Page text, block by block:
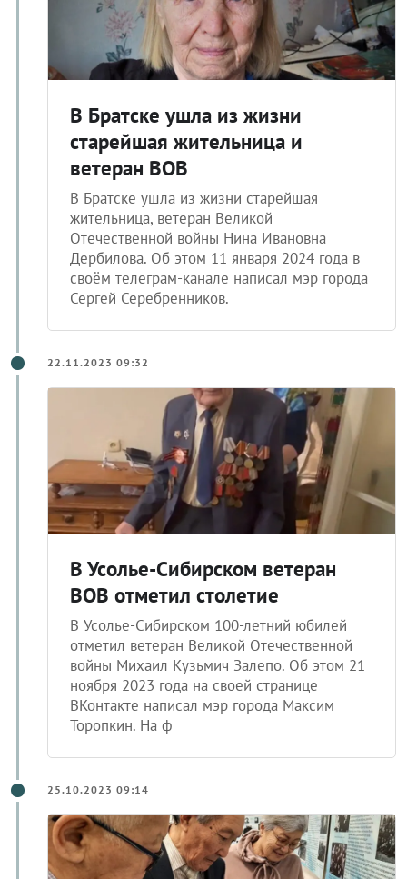
В Братске ушла из жизни
старейшая жительница и
ветеран ВОВ
В Братске ушла из жизни старейшая
жительница, ветеран Великой
Отечественной войны Нина Ивановна
Дербилова. Об этом 11 января 2024 года в
своём телеграм-канале написал мэр города
Сергей Серебренников.
22.11.2023 09:32
В Усолье-Сибирском ветеран
ВОВ отметил столетие
В Усолье-Сибирском 100-летний юбилей
отметил ветеран Великой Отечественной
войны Михаил Кузьмич Залепо. Об этом 21
ноября 2023 года на своей странице
ВКонтакте написал мэр города Максим
Торопкин. На ф
25.10.2023 09:14